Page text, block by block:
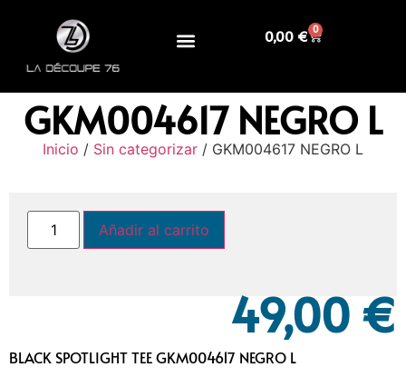
0,00 € 0
GKM004617 NEGRO L
Inicio / Sin categorizar / GKM004617 NEGRO L
Añadir al carrito
49,00 €
BLACK SPOTLIGHT TEE GKM004617 NEGRO L